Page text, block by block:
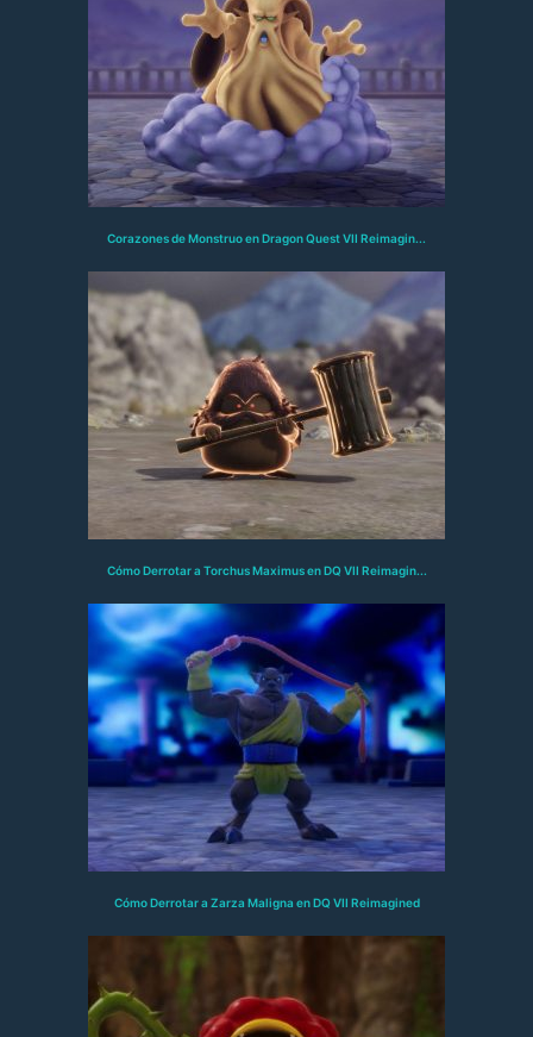
Corazones de Monstruo en Dragon Quest VII Reimagin...
Cómo Derrotar a Torchus Maximus en DQ VII Reimagin...
Cómo Derrotar a Zarza Maligna en DQ VII Reimagined